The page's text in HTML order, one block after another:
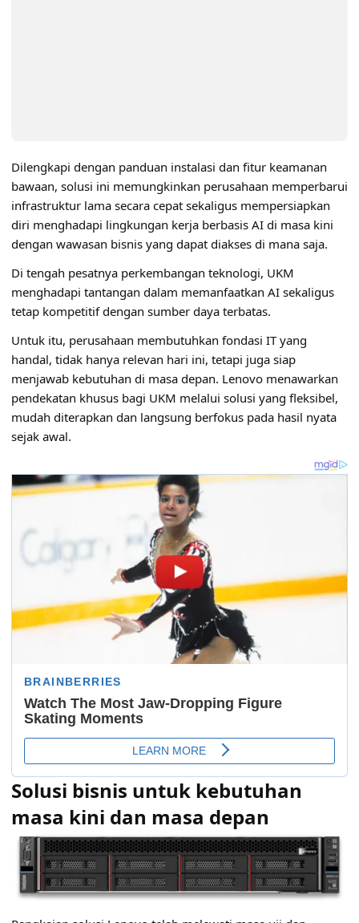
Dilengkapi dengan panduan instalasi dan fitur keamanan
bawaan, solusi ini memungkinkan perusahaan memperbarui
infrastruktur lama secara cepat sekaligus mempersiapkan
diri menghadapi lingkungan kerja berbasis AI di masa kini
dengan wawasan bisnis yang dapat diakses di mana saja.
Di tengah pesatnya perkembangan teknologi, UKM
menghadapi tantangan dalam memanfaatkan AI sekaligus
tetap kompetitif dengan sumber daya terbatas.
Untuk itu, perusahaan membutuhkan fondasi IT yang
handal, tidak hanya relevan hari ini, tetapi juga siap
menjawab kebutuhan di masa depan. Lenovo menawarkan
pendekatan khusus bagi UKM melalui solusi yang fleksibel,
mudah diterapkan dan langsung berfokus pada hasil nyata
sejak awal.
Solusi bisnis untuk kebutuhan
masa kini dan masa depan